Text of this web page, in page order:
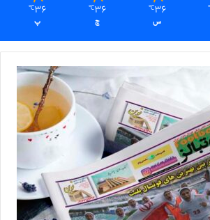
36
℃
س
36
℃
چ
36
℃
پ